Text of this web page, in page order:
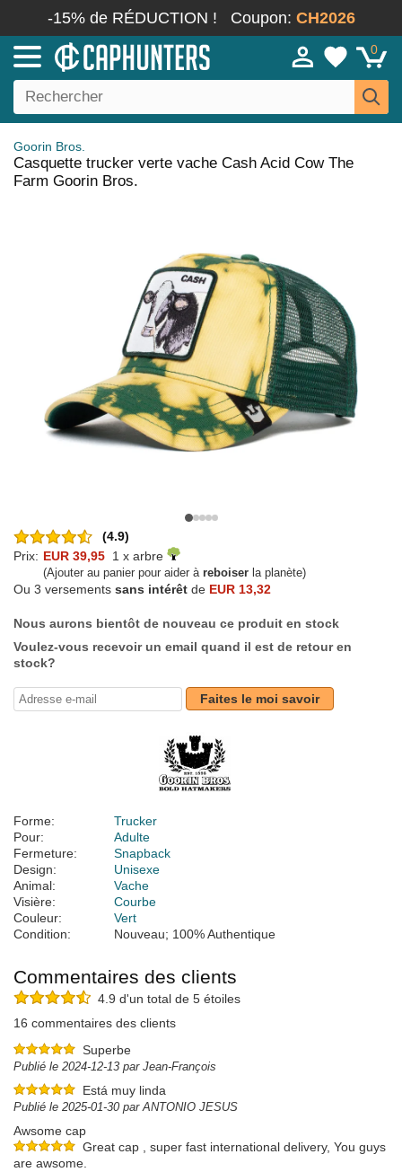
-15% de RÉDUCTION ! Coupon: CH2026
0
Goorin Bros.
Casquette trucker verte vache Cash Acid Cow The
Farm Goorin Bros.
(4.9)
Prix: EUR 39,95 1 x arbre
(Ajouter au panier pour aider à reboiser la planète)
Ou 3 versements sans intérêt de EUR 13,32
Nous aurons bientôt de nouveau ce produit en stock
Voulez-vous recevoir un email quand il est de retour en
stock?
Faites le moi savoir
Forme:
Trucker
Pour:
Adulte
Fermeture:
Snapback
Design:
Unisexe
Animal:
Vache
Visière:
Courbe
Couleur:
Vert
Condition:
Nouveau; 100% Authentique
Commentaires des clients
4.9 d'un total de 5 étoiles
16 commentaires des clients
Superbe
Publié le 2024-12-13 par Jean-François
Está muy linda
Publié le 2025-01-30 par ANTONIO JESUS
Awsome cap
Great cap , super fast international delivery, You guys
are awsome.